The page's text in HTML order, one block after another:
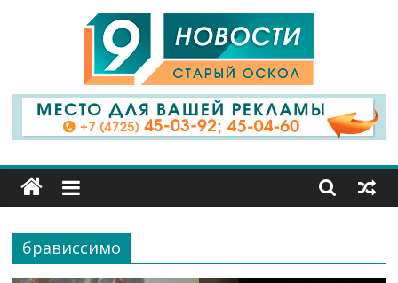
9
Канал
Старый
Оскол
брависсимо